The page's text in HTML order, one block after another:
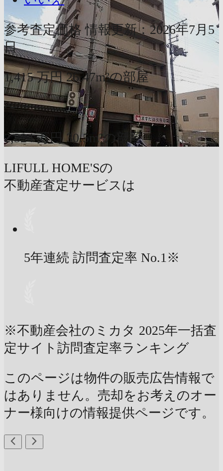
参考査定価格 情報更新：2026年7月5
日
1,415 万円 26.47m²の部屋
〜
2,324 万円 30.5m²の部屋
LIFULL HOME'Sの
不動産査定サービスは
5年連続 訪問査定率 No.1※
※不動産会社のミカタ 2025年一括査
定サイト訪問査定率ランキング
このページは物件の販売広告情報で
はありません。売却をお考えのオー
ナー様向けの情報提供ページです。